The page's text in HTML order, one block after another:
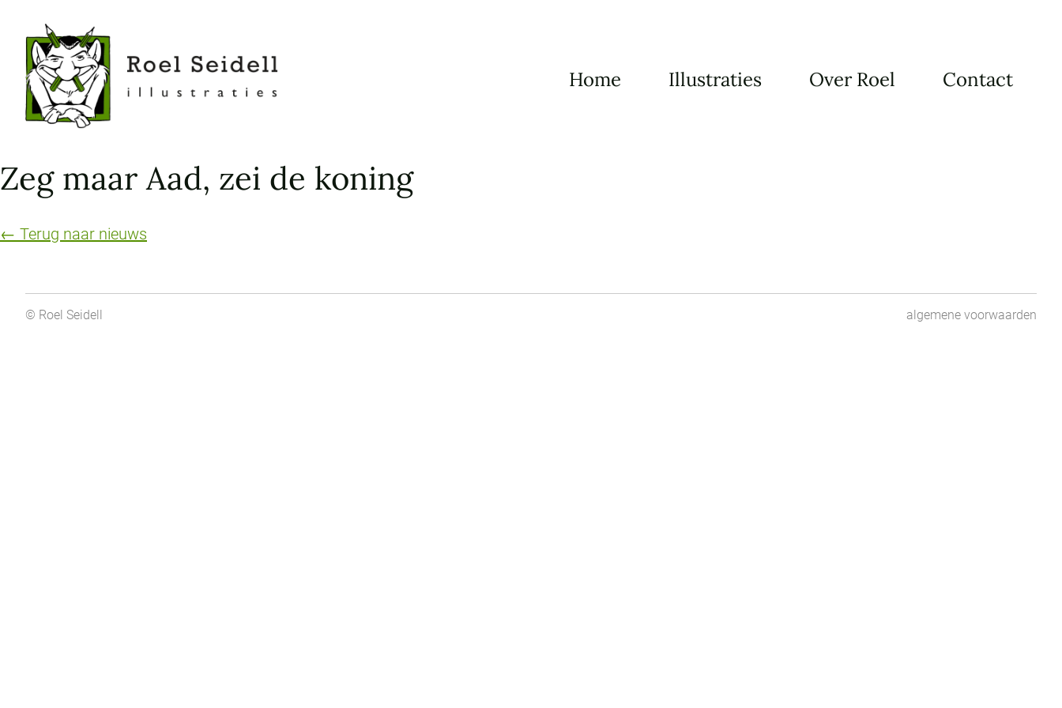
Roel
Seidell
-
illustraties
MenuHome Illustraties Over Roel Contact
Zeg maar Aad, zei de koning
← Terug naar nieuws
© Roel Seidell algemene voorwaarden